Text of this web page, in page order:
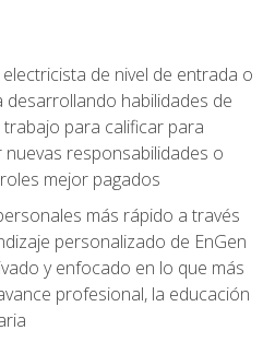
de nivel de entrada o
desarrollando habilidades de
para calificar para
responsabilidades o
mejor pagados
más rápido a través
personalizado de EnGen
y enfocado en lo que más
profesional, la educación